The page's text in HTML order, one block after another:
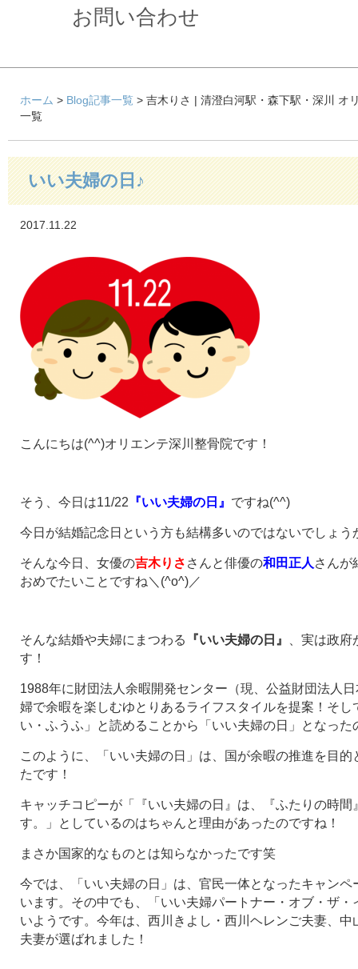
お問い合わせ
ホーム > Blog記事一覧 > 吉木りさ | 清澄白河駅・森下駅・深川 オ
一覧
いい夫婦の日♪
2017.11.22
こんにちは(^^)オリエンテ深川整骨院です！
そう、今日は11/22 『いい夫婦の日』 ですね(^^)
今日が結婚記念日という方も結構多いのではないでしょう
そんな今日、女優の吉木りさ さんと俳優の和田正人 さんが
おめでたいことですね＼(^o^)／
そんな結婚や夫婦にまつわる 『いい夫婦の日』
、実は政
す！
1988年に財団法人余暇開発センター（現、公益財団法人
婦で余暇を楽しむゆとりあるライフスタイルを提案！そし
い・ふうふ」と読めることから「いい夫婦の日」となった
このように、「いい夫婦の日」は、国が余暇の推進を目的
たです！
キャッチコピーが「『いい夫婦の日』は、『ふたりの時間
す。」としているのはちゃんと理由があったのですね！
まさか国家的なものとは知らなかったです笑
今では、「いい夫婦の日」は、官民一体となったキャンペ
います。その中でも、「いい夫婦パートナー・オブ・ザ・
いようです。今年は、西川きよし・西川ヘレンご夫妻、中
夫妻が選ばれました！